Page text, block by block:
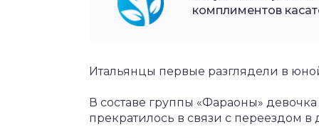
комплиментов
Итальянцы первые разглядели в
В составе группы «Фараоны»
прекратилось в связи с переездом в